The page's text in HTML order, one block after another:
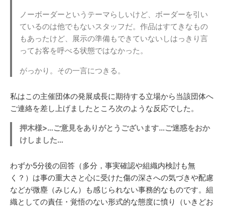
ノーボーダーというテーマらしいけど、ボーダーを引い
ているのは他でもないスタッフだ。作品はすてきなもの
もあったけど、展示の準備もできていないしはっきり言
ってお客を呼べる状態ではなかった。
がっかり。その一言につきる。
私はこの主催団体の発展成長に期待する立場から当該団体へ
ご連絡を差し上げましたところ次のような反応でした。
押木様>…ご意見をありがとうございます…ご迷惑をおか
けしました…
わずか5分後の回答（多分，事実確認や組織内検討も無
く？）は事の重大さと心に受けた傷の深さへの気づきや配慮
などが微塵（みじん）も感じられない事務的なものです。組
織としての責任・覚悟のない形式的な態度に憤り（いきどお